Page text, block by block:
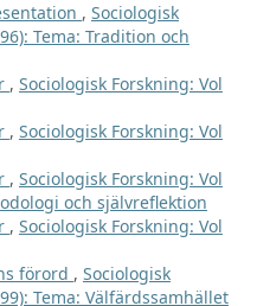
, Sociologisk
Tema: Tradition och
, Sociologisk Forskning: Vol
, Sociologisk Forskning: Vol
, Sociologisk Forskning: Vol
och självreflektion
, Sociologisk Forskning: Vol
förord , Sociologisk
Tema: Välfärdssamhället